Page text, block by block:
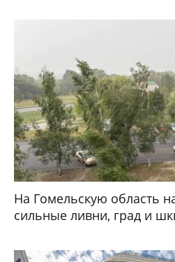
На Гомельскую область
сильные ливни, град и